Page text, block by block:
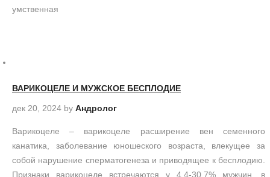
умственная
ВАРИКОЦЕЛЕ И МУЖСКОЕ БЕСПЛОДИЕ
дек 20, 2024 by Андролог
Варикоцеле – варикоцеле расширение вен семенного
канатика, заболевание юношеского возраста, влекущее за
собой нарушение сперматогенеза и приводящее к бесплодию.
Признаки варикоцеле встречаются у 4,4-30,7% мужчин, в